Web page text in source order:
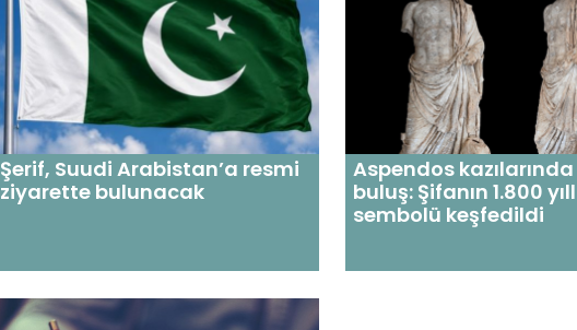
Şerif, Suudi Arabistan’a resmi
ziyarette bulunacak
Aspendos
buluş: Şifanın 1.800
sembolü keşfedildi